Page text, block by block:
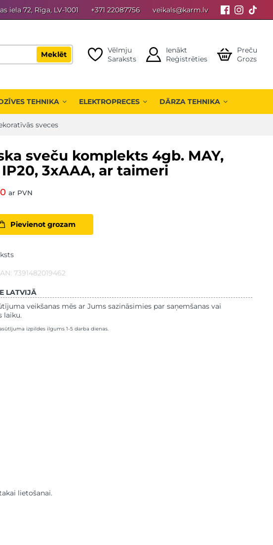
iela 72, Rīga, LV-1001 +371 22087756 veikals@karm.lv
Meklēt
Vēlmju
Saraksts
Ienākt
Reģistrēties
Preču
Grozs
TEHNIKA ELEKTROPRECES DĀRZA TEHNIKA
sveces
sveču komplekts 4gb. MAY,
IP20, 3xAAA, ar taimeri
ar PVN
Pievienot grozam
7391482019462
LATVIJĀ
veikšanas mēs ar Jums sazināsimies par saņemšanas vai
laiku.
izpildes ilgums 1-5 darba dienas.
lietošanai.